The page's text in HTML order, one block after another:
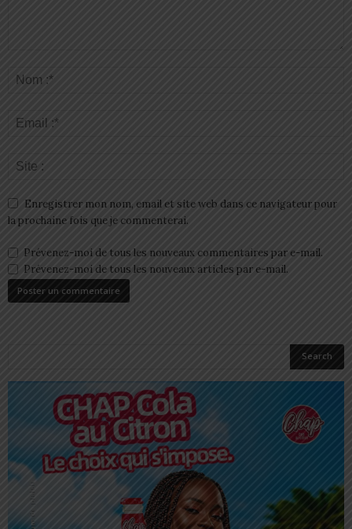
Enregistrer mon nom, email et site web dans ce navigateur pour
la prochaine fois que je commenterai.
Prévenez-moi de tous les nouveaux commentaires par e-mail.
Prévenez-moi de tous les nouveaux articles par e-mail.